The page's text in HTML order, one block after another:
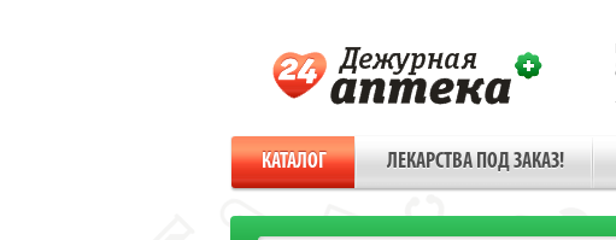
КАТАЛОГ ЛЕКАРСТВА ПОД ЗАКАЗ!